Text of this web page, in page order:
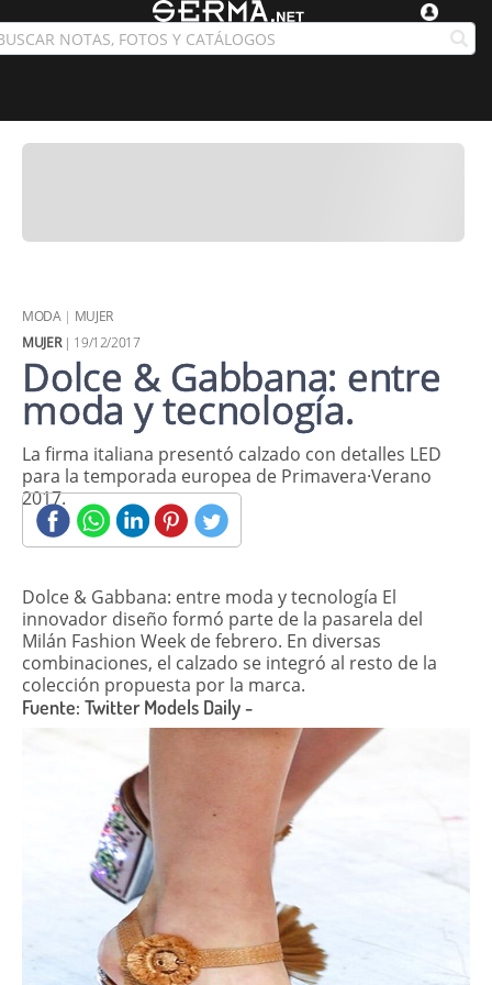
MODA| MUJER
MUJER| 19/12/2017
Dolce & Gabbana: entre
moda y tecnología.
La firma italiana presentó calzado con detalles LED
para la temporada europea de Primavera·Verano
2017.
Dolce & Gabbana: entre moda y tecnología El
innovador diseño formó parte de la pasarela del
Milán Fashion Week de febrero. En diversas
combinaciones, el calzado se integró al resto de la
colección propuesta por la marca.
Fuente: Twitter Models Daily -